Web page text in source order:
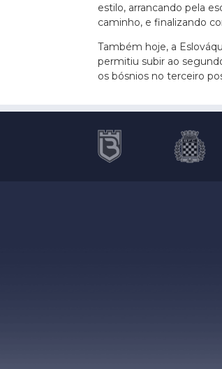
estilo, arrancando pela
caminho, e finalizando
Também hoje, a
permitiu subir ao
os bósnios no terceiro